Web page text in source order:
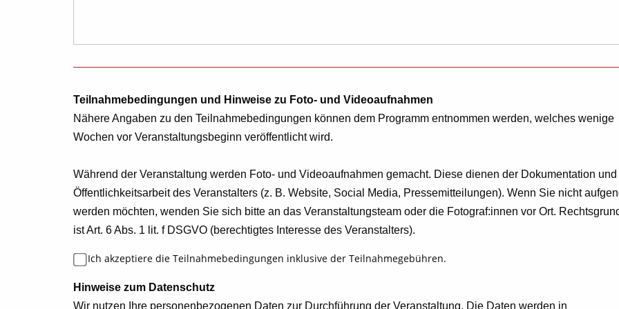
Teilnahmebedingungen und Hinweise zu Foto- und Videoaufnahmen
Nähere Angaben zu den Teilnahmebedingungen können dem Programm entnommen werden, welches wenige
Wochen vor Veranstaltungsbeginn veröffentlicht wird.
Während der Veranstaltung werden Foto- und Videoaufnahmen gemacht. Diese dienen der Dokumentation und
Öffentlichkeitsarbeit des Veranstalters (z. B. Website, Social Media, Pressemitteilungen). Wenn Sie nicht
werden möchten, wenden Sie sich bitte an das Veranstaltungsteam oder die Fotograf:innen vor Ort.
ist Art. 6 Abs. 1 lit. f DSGVO (berechtigtes Interesse des Veranstalters).
Ich akzeptiere die Teilnahmebedingungen inklusive der Teilnahmegebühren.
Hinweise zum Datenschutz
Wir nutzen Ihre personenbezogenen Daten zur Durchführung der Veranstaltung. Die Daten werden in